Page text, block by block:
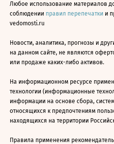
Любое использование материалов
соблюдении правил перепечатки и
vedomosti.ru
Новости, аналитика, прогнозы и
на данном сайте, не являются
или продаже каких-либо активов.
На информационном ресурсе
технологии (информационные
информации на основе сбора,
относящихся к предпочтениям
находящихся на территории
Правила применения